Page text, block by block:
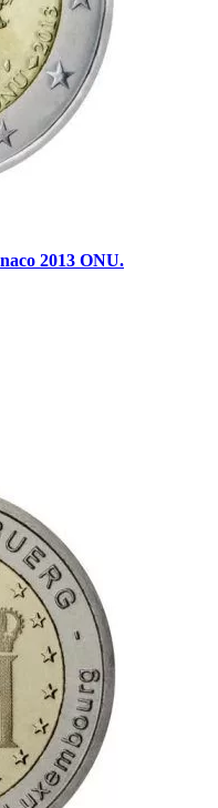
2013 ONU.